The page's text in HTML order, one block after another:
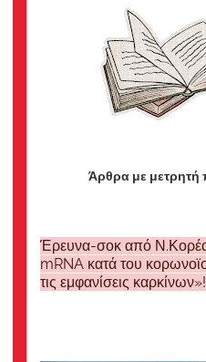
Άρθρα με
Έρευνα-σοκ από
mRNA κατά του
τις εμφανίσεις καρκίνων»!